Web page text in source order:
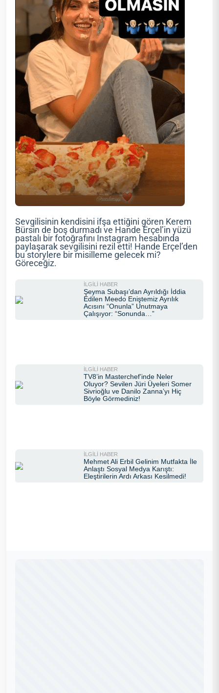
Sevgilisinin kendisini ifşa ettiğini gören Kerem
Bürsin de boş durmadı ve Hande Erçel’in yüzü
pastalı bir fotoğrafını Instagram hesabında
paylaşarak sevgilisini rezil etti! Hande Erçel’den
bu storylere bir misilleme gelecek mi?
Göreceğiz.